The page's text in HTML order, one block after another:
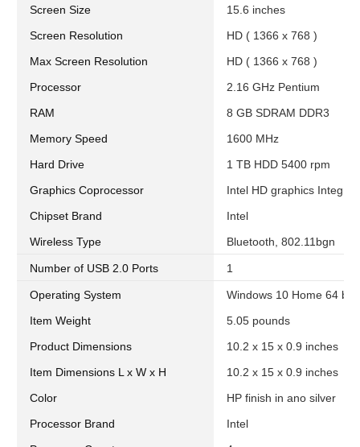
Screen Size
15.6 inches
Screen Resolution
HD ( 1366 x 768 )
Max Screen Resolution
HD ( 1366 x 768 )
Processor
2.16 GHz Pentium
RAM
8 GB SDRAM DDR3
Memory Speed
1600 MHz
Hard Drive
1 TB HDD 5400 rpm
Graphics Coprocessor
Intel HD graphics
Chipset Brand
Intel
Wireless Type
Bluetooth, 802.11bgn
Number of USB 2.0 Ports 1
Operating System
Windows 10 Home 64 bit
Item Weight
5.05 pounds
Product Dimensions
10.2 x 15 x 0.9 inches
Item Dimensions L x W x H
10.2 x 15 x 0.9 inches
Color
HP finish in ano silver
Processor Brand
Intel